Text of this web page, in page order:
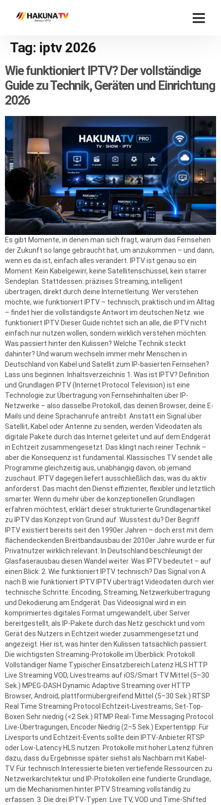
Tag: iptv 2026
Wie funktioniert IPTV? Der vollständige
Guide zu Technik, Geräten und Einrichtung
2026
Es gibt Momente, in denen man sich fragt, warum das Fernsehen
der Zukunft so lange gebraucht hat, um anzukommen – und dann,
wenn es da ist, einfach alles verändert. IPTV ist genau so ein
Moment. Kein Kabelgewirr, keine Satellitenschüssel, kein starrer
Sendeplan. Stattdessen: präzises Streaming, intelligent
übertragen, direkt durch deine Internetleitung. Wer verstehen
möchte, wie funktioniert IPTV – technisch, praktisch und im Alltag
– findet hier die vollständigste Antwort im deutschen Netz. wie
funktioniert IPTV Dieser Guide richtet sich an alle, die IPTV nicht
einfach nur nutzen wollen, sondern wirklich verstehen möchten:
Was passiert hinter den Kulissen? Welche Technik steckt
dahinter? Und warum wechseln immer mehr Menschen in
Deutschland von Kabel und Satellit zum IP-basierten Fernsehen?
Lass uns beginnen. Inhaltsverzeichnis 1. Was ist IPTV? Definition
und Grundlagen IPTV (Internet Protocol Television) ist eine
Technologie zur Übertragung von Fernsehinhalten über IP-
Netzwerke – also dasselbe Protokoll, das deinen Browser, deine E-
Mails und deine Sprachanrufe antreibt. Anstatt ein Signal über
Satellit, Kabel oder Antenne zu senden, werden Videodaten als
digitale Pakete durch das Internet geleitet und auf dem Endgerät
in Echtzeit zusammengesetzt. Das klingt nach reiner Technik –
aber die Konsequenz ist fundamental. Klassisches TV sendet alle
Programme gleichzeitig aus, unabhängig davon, ob jemand
zuschaut. IPTV dagegen liefert ausschließlich das, was du aktiv
anforderst. Das macht den Dienst effizienter, flexibler und letztlich
smarter. Wenn du mehr über die konzeptionellen Grundlagen
erfahren möchtest, erklärt dieser strukturierte Grundlagenartikel
zu IPTV das Konzept von Grund auf. Wusstest du? Der Begriff
IPTV existiert bereits seit den 1990er Jahren – doch erst mit dem
flächendeckenden Breitbandausbau der 2010er Jahre wurde er für
Privatnutzer wirklich relevant. In Deutschland beschleunigt der
Glasfaserausbau diesen Wandel weiter. Was IPTV bedeutet – auf
einen Blick: 2. Wie funktioniert IPTV technisch? Das Signal von A
nach B wie funktioniert IPTV IPTV überträgt Videodaten durch vier
technische Schritte: Encoding, Streaming, Netzwerkübertragung
und Dekodierung am Endgerät. Das Videosignal wird in ein
komprimiertes digitales Format umgewandelt, über Server
bereitgestellt, als IP-Pakete durch das Netz geschickt und vom
Gerät des Nutzers in Echtzeit wieder zusammengesetzt und
angezeigt. Hier ist, was hinter den Kulissen tatsächlich passiert:
Die wichtigsten Streaming-Protokolle im Überblick: Protokoll
Vollständiger Name Typischer Einsatzbereich Latenz HLS HTTP
Live Streaming VOD, Livestreams auf iOS/Smart TV Mittel (5–30
Sek.) MPEG-DASH Dynamic Adaptive Streaming over HTTP
Browser, Android, plattformübergreifend Mittel (5–30 Sek.) RTSP
Real Time Streaming Protocol Echtzeit-Livestreams, Set-Top-
Boxen Sehr niedrig (<2 Sek.) RTMP Real-Time Messaging Protocol
Live-Übertragungen, Encoder Niedrig (2–5 Sek.) Expertentipp: Für
Livesports und Echtzeit-Events sollte dein IPTV-Anbieter RTSP
oder Low-Latency HLS nutzen. Protokolle mit hoher Latenz führen
dazu, dass du Ergebnisse später siehst als Nachbarn mit Kabel-
TV. Für technisch Interessierte bieten vertiefende Ressourcen zu
Netzwerkarchitektur und IP-Protokollen eine fundierte Grundlage,
um die Mechanismen hinter IPTV Streaming vollständig zu
erfassen. 3. Die drei IPTV-Typen: Live TV, VOD und Time-Shifted